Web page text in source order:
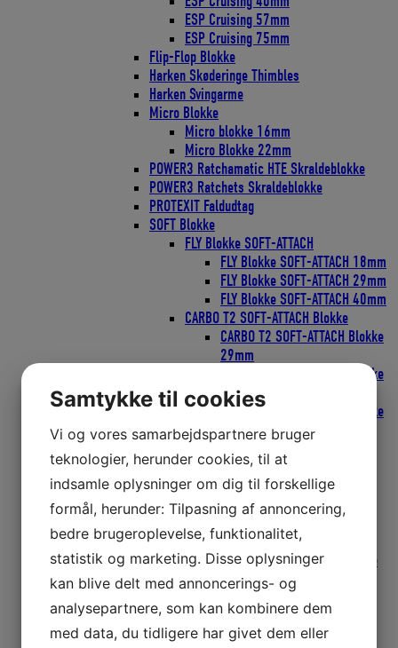
ESP Cruising 57mm
ESP Cruising 75mm
Flip-Flop Blokke
Harken Skøderinge Thimbles
Harken Svingarme
Micro Blokke
Micro blokke 16mm
Micro Blokke 22mm
POWER3 Ratchamatic HTE Skraldeblokke
POWER3 Ratchets Skraldeblokke
PROTEXIT Faldudtag
SOFT Blokke
FLY Blokke SOFT-ATTACH
FLY Blokke SOFT-ATTACH 18mm
FLY Blokke SOFT-ATTACH 29mm
FLY Blokke SOFT-ATTACH 40mm
CARBO T2 SOFT-ATTACH Blokke
CARBO T2 SOFT-ATTACH Blokke
29mm
CARBO T2 SOFT-ATTACH Blokke
40mm
CARBO T2 SOFT-ATTACH Blokke
57mm
T2 LOOP Blokke
T2 LOOP Blokke 40mm
T2 LOOP Blokke 57mm
T2 SOFT RATCHAMATIC Blokke
T2 SOFT TATCHAMATIC Blokke
40mm
T2 SOFT RATCHAMATIC Blokke
57mm
Wire Blokke 25mm
Wire Blokke 38mm
Samtykke til cookies
Vi og vores samarbejdspartnere bruger
teknologier, herunder cookies, til at
indsamle oplysninger om dig til forskellige
formål, herunder: Tilpasning af annoncering,
bedre brugeroplevelse, funktionalitet,
statistik og marketing. Disse oplysninger
kan blive delt med annoncerings- og
analysepartnere, som kan kombinere dem
med data, du tidligere har givet dem eller